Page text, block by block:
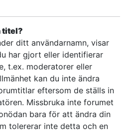
titel?
ditt användarnamn, visar
har gjort eller identifierar
t.ex. moderatorer eller
kan du inte ändra
eftersom de ställs in
Missbruka inte forumet
bara för att ändra din
tolererar inte detta och en